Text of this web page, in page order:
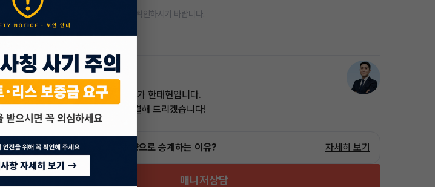
* 정확한 정보는 판매자와 반드시 확인하시기 바랍니다.
차량 위치
한태현 매니저
전문교육수료 자격인증완료
안녕하세요! 이어카 승계전문가 한태현입니다.
렌트, 리스 승계 깔끔하게 해결해 드리겠습니다!
5.0(21)
빠른승계서비스 인증 차량으로 승계하는 이유? 자세히 보기
매니저상담